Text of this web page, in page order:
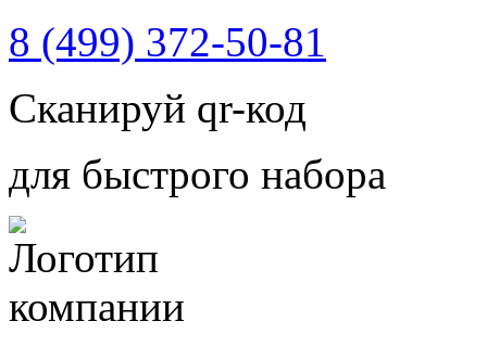
8 (499) 372-50-81
Сканируй qr-код
для быстрого набора